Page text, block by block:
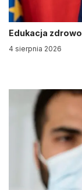
Edukacja
4 sierpnia 2026